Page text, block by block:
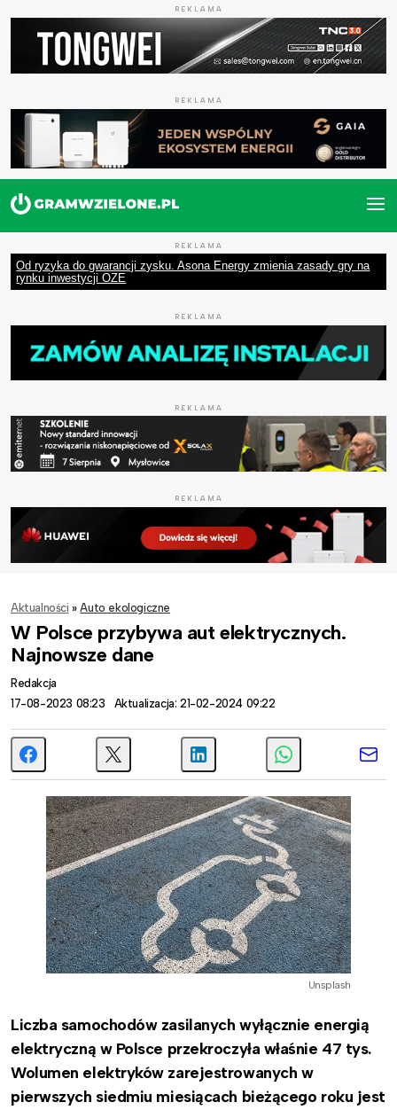
REKLAMA
REKLAMA
REKLAMA
Od ryzyka do gwarancji zysku. Asona Energy zmienia zasady gry na
rynku inwestycji OZE
REKLAMA
REKLAMA
REKLAMA
Aktualności » Auto ekologiczne
W Polsce przybywa aut elektrycznych.
Najnowsze dane
Redakcja
17-08-2023 08:23
Aktualizacja: 21-02-2024 09:22
Unsplash
Liczba samochodów zasilanych wyłącznie energią
elektryczną w Polsce przekroczyła właśnie 47 tys.
Wolumen elektryków zarejestrowanych w
pierwszych siedmiu miesiącach bieżącego roku jest